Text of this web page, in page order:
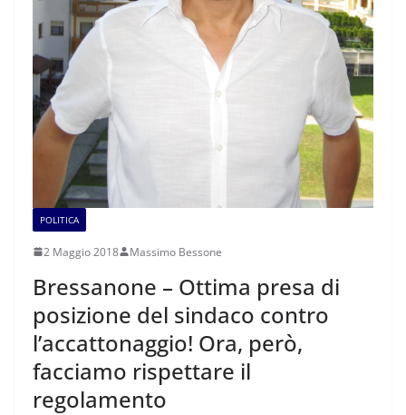
POLITICA
2 Maggio 2018 Massimo Bessone
Bressanone – Ottima presa di
posizione del sindaco contro
l’accattonaggio! Ora, però,
facciamo rispettare il
regolamento